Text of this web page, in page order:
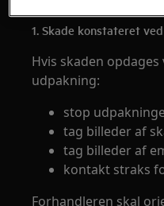
1. Skade konstateret
Hvis skaden
udpakning:
stop
tag billeder af
tag billeder af
kontakt straks
Forhandleren skal